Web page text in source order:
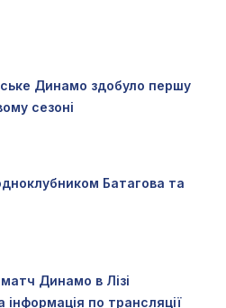
Динамо здобуло першу
сезоні
Батагова та
Динамо в Лізі
по трансляції